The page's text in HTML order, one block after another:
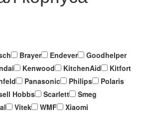
Brayer Endever
Goodhelper
Kenwood KitchenAid
Kitfort
Panasonic Philips
Polaris
Hobbs Scarlett
Smeg
Vitek WMF
Xiaomi